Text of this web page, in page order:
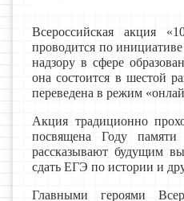
Всероссийская акция
проводится по
надзору в сфере
она состоится в шестой
переведена в режим
Акция традиционно
посвящена Году
рассказывают будущим
сдать ЕГЭ по истории и
Главными героями